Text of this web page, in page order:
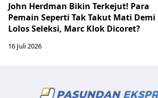
John Herdman Bikin Terkejut! Para
Pemain Seperti Tak Takut Mati Demi
Lolos Seleksi, Marc Klok Dicoret?
16 Juli 2026